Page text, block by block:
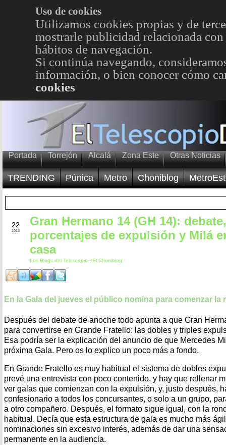
Uso de cookies
Utilizamos cookies propias y de
mostrarle publicidad relacionada
hábitos de navegación.
Si continúa navegando,
información, o bien conocer cómo
cookies
Portada Torrejón Alcalá Zona Este Otras Noticias
TRENDING Púnica Metro Choniblog
22
2013
Gran Hermano 14 (GH 14): debate,
porcentajes de expulsión y Milá
casa
Los Blogs del Telescopio - El Choniblog
En la Gala del jueves el público nomina para comenzar la
Después del debate de anoche todo apunta a que Gran
para convertirse en Grande Fratello: las dobles y triples
Esa podría ser la explicación del anuncio de que Mercedes
próxima Gala. Pero os lo explico un poco más a fondo.
En Grande Fratello es muy habitual el sistema de dobles
prevé una entrevista con poco contenido, y hay que rellenar
ver galas que comienzan con la expulsión, y, justo después,
confesionario a todos los concursantes, o solo a un grupo,
a otro compañero. Después, el formato sigue igual, con la
habitual. Decía que esta estructura de gala es mucho más
nominaciones sin excesivo interés, además de dar una
permanente en la audiencia.